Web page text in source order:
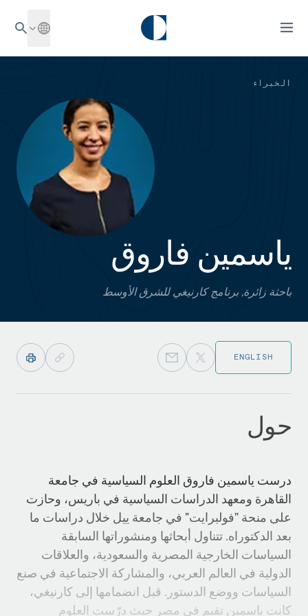
الخبراء
ياسمين فاروق
باحثة زائرة, برنامج كارنيغي للشرق الأوسط
ENGLISH
حول
درست ياسمين فاروق العلوم السياسية في جامعة
القاهرة ومعهد الدراسات السياسية في باريس، وحازت
على منحة "فولبرايت" في جامعة ييل خلال دراسات ما
بعد الدكتوراه. تتناول أبحاثها ومنشوراتها السابقة
السياسات الخارجية المصرية والسعودية، والعلاقات
الدولية في العالم العربي، والمشاركة الاجتماعية في صنع
السياسات ووضع الدستور. قبل انضمامها إلى كارنيغي،
كانت ياسمين تقيم في مصر حيث درّست العلوم